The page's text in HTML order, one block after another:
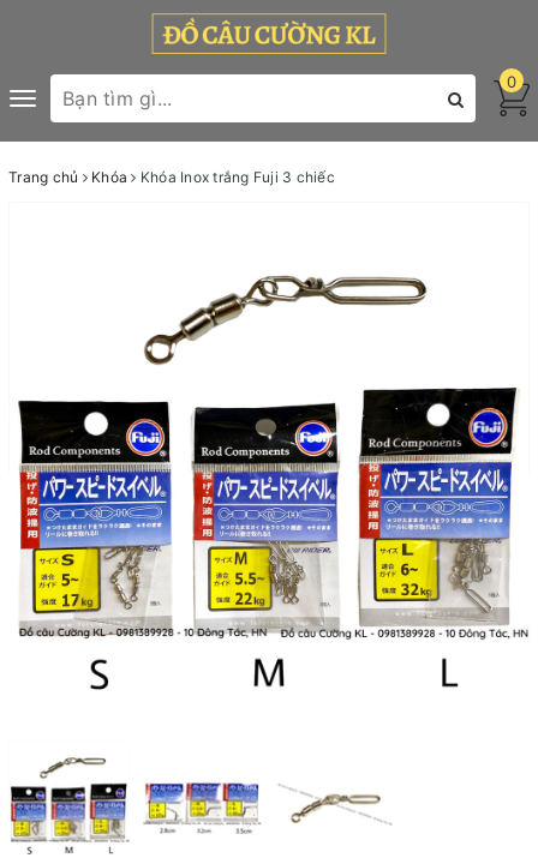
Toggle
navigation
0
Trang chủ Khóa Khóa Inox trắng Fuji 3 chiếc